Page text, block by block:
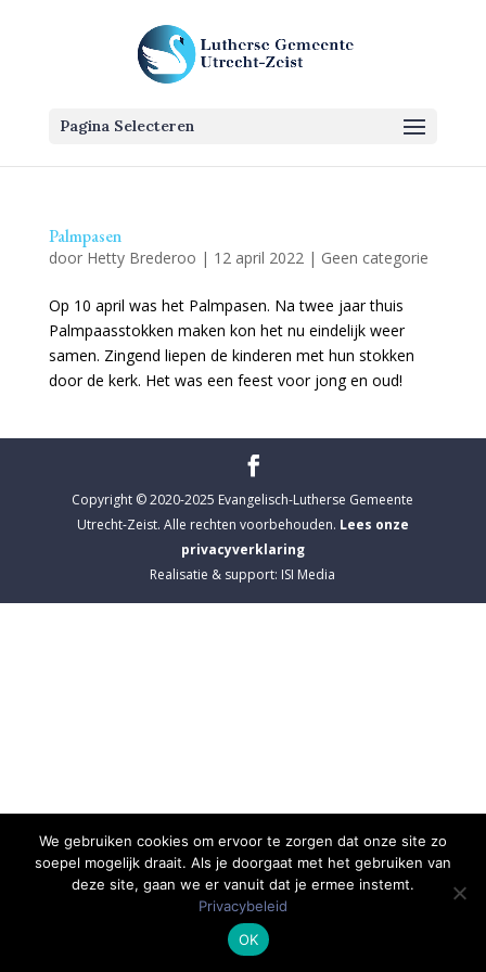
Pagina Selecteren
Palmpasen
door Hetty Brederoo | 12 april 2022 | Geen categorie
Op 10 april was het Palmpasen. Na twee jaar thuis
Palmpaasstokken maken kon het nu eindelijk weer
samen. Zingend liepen de kinderen met hun stokken
door de kerk. Het was een feest voor jong en oud!
Copyright © 2020-2025 Evangelisch-Lutherse Gemeente
Utrecht-Zeist. Alle rechten voorbehouden. Lees onze
privacyverklaring
Realisatie & support: ISI Media
We gebruiken cookies om ervoor te zorgen dat onze site zo
soepel mogelijk draait. Als je doorgaat met het gebruiken van
deze site, gaan we er vanuit dat je ermee instemt.
Privacybeleid
OK